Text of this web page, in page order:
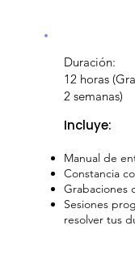
Duración:
12 horas
2 semanas)
Incluye:
Manual de
Constancia
Grabaciones
Sesiones
resolver tus